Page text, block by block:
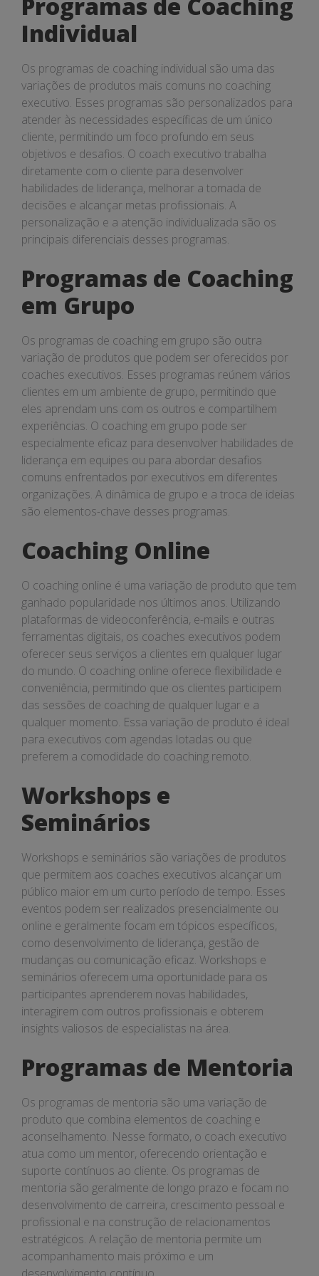
Individual
Os programas de coaching individual são uma das
variações de produtos mais comuns no coaching
executivo. Esses programas são personalizados para
atender às necessidades específicas de um único
cliente, permitindo um foco profundo em seus
objetivos e desafios. O coach executivo trabalha
diretamente com o cliente para desenvolver
habilidades de liderança, melhorar a tomada de
decisões e alcançar metas profissionais. A
personalização e a atenção individualizada são os
principais diferenciais desses programas.
Programas de Coaching
em Grupo
Os programas de coaching em grupo são outra
variação de produtos que podem ser oferecidos por
coaches executivos. Esses programas reúnem vários
clientes em um ambiente de grupo, permitindo que
eles aprendam uns com os outros e compartilhem
experiências. O coaching em grupo pode ser
especialmente eficaz para desenvolver habilidades de
liderança em equipes ou para abordar desafios
comuns enfrentados por executivos em diferentes
organizações. A dinâmica de grupo e a troca de ideias
são elementos-chave desses programas.
Coaching Online
O coaching online é uma variação de produto que tem
ganhado popularidade nos últimos anos. Utilizando
plataformas de videoconferência, e-mails e outras
ferramentas digitais, os coaches executivos podem
oferecer seus serviços a clientes em qualquer lugar
do mundo. O coaching online oferece flexibilidade e
conveniência, permitindo que os clientes participem
das sessões de coaching de qualquer lugar e a
qualquer momento. Essa variação de produto é ideal
para executivos com agendas lotadas ou que
preferem a comodidade do coaching remoto.
Workshops e
Seminários
Workshops e seminários são variações de produtos
que permitem aos coaches executivos alcançar um
público maior em um curto período de tempo. Esses
eventos podem ser realizados presencialmente ou
online e geralmente focam em tópicos específicos,
como desenvolvimento de liderança, gestão de
mudanças ou comunicação eficaz. Workshops e
seminários oferecem uma oportunidade para os
participantes aprenderem novas habilidades,
interagirem com outros profissionais e obterem
insights valiosos de especialistas na área.
Programas de Mentoria
Os programas de mentoria são uma variação de
produto que combina elementos de coaching e
aconselhamento. Nesse formato, o coach executivo
atua como um mentor, oferecendo orientação e
suporte contínuos ao cliente. Os programas de
mentoria são geralmente de longo prazo e focam no
desenvolvimento de carreira, crescimento pessoal e
profissional e na construção de relacionamentos
estratégicos. A relação de mentoria permite um
acompanhamento mais próximo e um